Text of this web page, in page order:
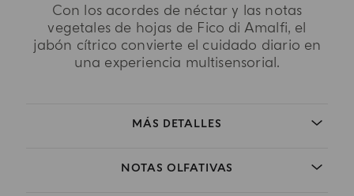
Con los acordes de néctar y las notas
vegetales de hojas de Fico di Amalfi, el
jabón cítrico convierte el cuidado diario en
una experiencia multisensorial.
MÁS DETALLES
NOTAS OLFATIVAS